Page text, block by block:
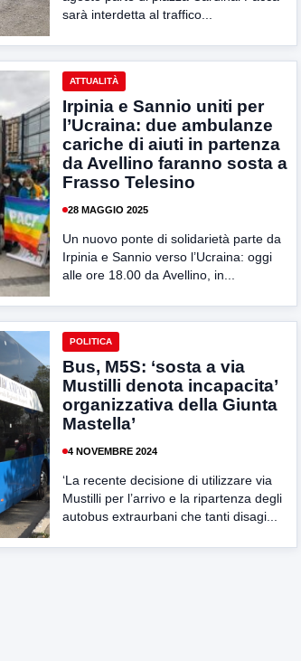
sarà interdetta al traffico...
ATTUALITÀ
Irpinia e Sannio uniti per
l’Ucraina: due ambulanze
cariche di aiuti in partenza
da Avellino faranno sosta a
Frasso Telesino
28 MAGGIO 2025
Un nuovo ponte di solidarietà parte da
Irpinia e Sannio verso l’Ucraina: oggi
alle ore 18.00 da Avellino, in...
POLITICA
Bus, M5S: ‘sosta a via
Mustilli denota incapacita’
organizzativa della Giunta
Mastella’
4 NOVEMBRE 2024
‘La recente decisione di utilizzare via
Mustilli per l’arrivo e la ripartenza degli
autobus extraurbani che tanti disagi...